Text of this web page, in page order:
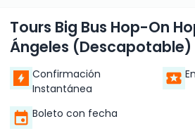
Tours Big Bus Hop-On
Ángeles (Descapotable)
Confirmación
Instantánea
Boleto con fecha